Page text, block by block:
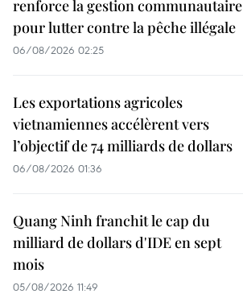
renforce la gestion communautaire
pour lutter contre la pêche illégale
06/08/2026 02:25
Les exportations agricoles
vietnamiennes accélèrent vers
l’objectif de 74 milliards de dollars
06/08/2026 01:36
Quang Ninh franchit le cap du
milliard de dollars d'IDE en sept
mois
05/08/2026 11:49